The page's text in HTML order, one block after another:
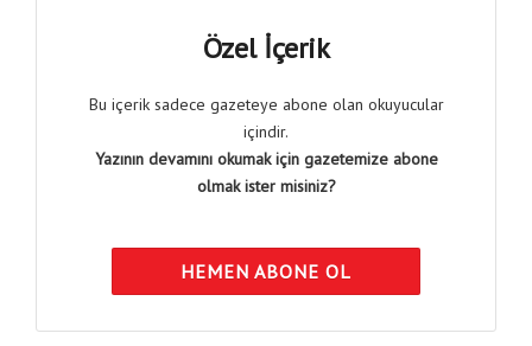
Özel İçerik
Bu içerik sadece gazeteye abone olan okuyucular
içindir.
Yazının devamını okumak için gazetemize abone
olmak ister misiniz?
HEMEN ABONE OL